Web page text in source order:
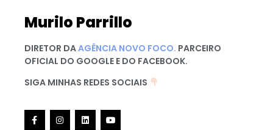
Murilo Parrillo
DIRETOR DAAGÊNCIA NOVO FOCO. PARCEIRO
OFICIAL DO GOOGLE E DO FACEBOOK.
SIGA MINHAS REDES SOCIAIS